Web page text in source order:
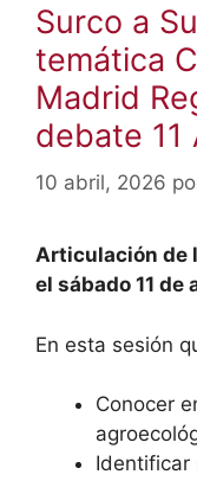
Surco a
temática
Madrid
debate 11
10 abril, 2026
Articulación de
el sábado 11 de
En esta sesión
Conocer
Identificar